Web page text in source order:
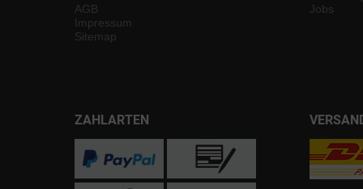
AGB
Impressum
Sitemap
Jobs
ZAHLARTEN